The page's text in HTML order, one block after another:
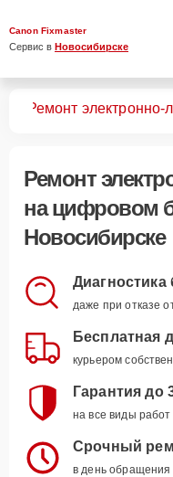
Canon Fixmaster
Сервис в Новосибирске
Ремонт электронно-
Ремонт
на цифровом
Новосибирске
Диагностика
даже при отказе
Бесплатная
курьером
Гарантия до
на все виды работ
Срочный
в день обращения